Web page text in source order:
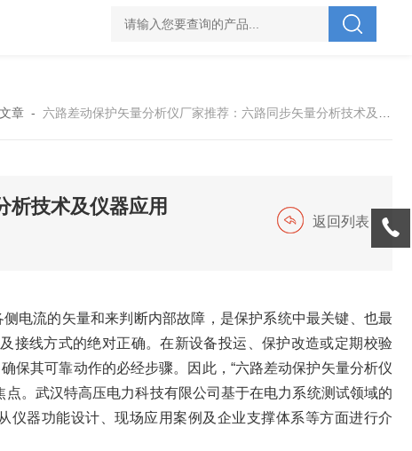
995 电力综合试验车 UHV-701 级差配合测试仪 UHV-646 全自动水溶
章- 六路差动保护矢量分析仪厂家推荐：六路同步矢量分析技术及仪器应用
析技术及仪器应用
返回列表
电流的矢量和来判断内部故障，是保护系统中最关键、也最
接线方式的绝对正确。在新设备投运、保护改造或定期校验
保其可靠动作的必经步骤。因此，“六路差动保护矢量分析仪
。武汉特高压电力科技有限公司基于在电力系统测试领域的
仪器功能设计、现场应用案例及企业支撑体系等方面进行介